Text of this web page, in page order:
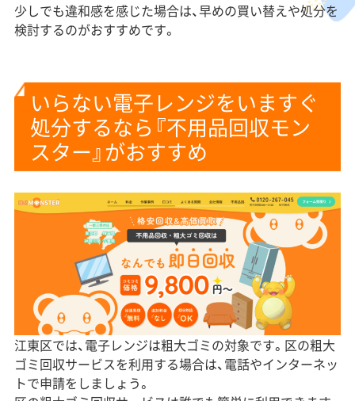
少しでも違和感を感じた場合は、早めの買い替えや処分を
検討するのがおすすめです。
いらない電子レンジをいますぐ
処分するなら『不用品回収モン
スター』がおすすめ
江東区では、電子レンジは粗大ゴミの対象です。区の粗大
ゴミ回収サービスを利用する場合は、電話やインターネッ
トで申請をしましょう。